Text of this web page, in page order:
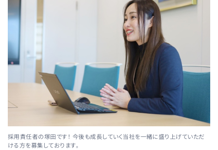
採用責任者の塚田です！ 今後も成長していく当社を一緒に盛り上げていただ
ける方を募集しております。